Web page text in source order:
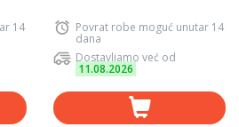
14 Povrat robe moguć unutar 14
dana
Dostavljamo već od
11.08.2026